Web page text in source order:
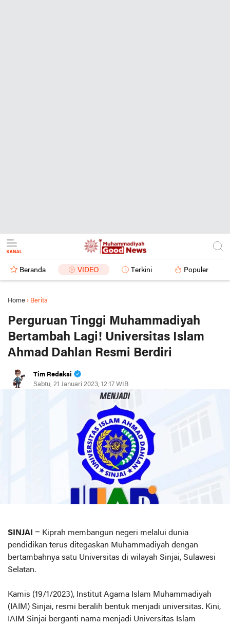
Beranda VIDEO Terkini Populer
Home › Berita
Perguruan Tinggi Muhammadiyah
Bertambah Lagi! Universitas Islam
Ahmad Dahlan Resmi Berdiri
Tim Redaksi
Sabtu, 21 Januari 2023, 12:17 WIB
SINJAI
– Kiprah membangun negeri melalui dunia
pendidikan terus ditegaskan Muhammadiyah dengan
bertambahnya satu Universitas di wilayah Sinjai, Sulawesi
Selatan.
Kamis (19/1/2023), Institut Agama Islam Muhammadiyah
(IAIM) Sinjai, resmi beralih bentuk menjadi universitas. Kini,
IAIM Sinjai berganti nama menjadi Universitas Islam